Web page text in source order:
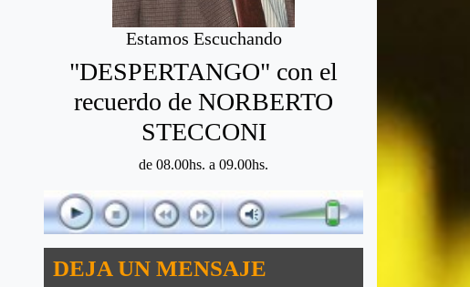
Estamos Escuchando
"DESPERTANGO" con el
recuerdo de NORBERTO
STECCONI
de 08.00hs. a 09.00hs.
DEJA UN MENSAJE